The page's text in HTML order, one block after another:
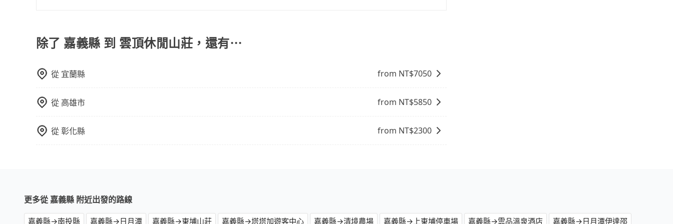
這些瑣碎的事，台灣本土的AsiaYo或者國際Airbnb都值得推薦。
除了 嘉義縣 到 雲頂休閒山莊，還有⋯
從 宜蘭縣 from NT$7050
從 高雄市 from NT$5850
從彰化縣 from NT$2300
更多從 嘉義縣 附近出發的路線
嘉義縣→南投縣 嘉義縣→日月潭 嘉義縣→東埔山莊 嘉義縣→塔塔加遊客中心 嘉義縣→清境農場 嘉義縣→上東埔停車場 嘉義縣→雲品溫泉酒店 嘉義縣→日月潭伊達邵